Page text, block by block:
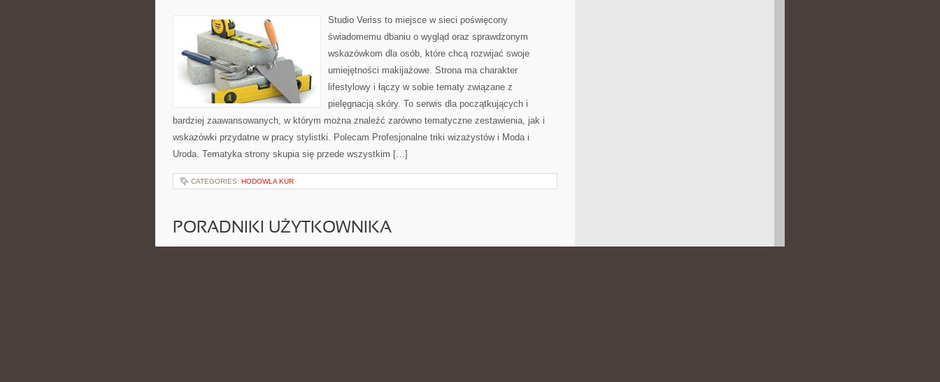
MAKIJAŻ
Studio Veriss to miejsce w sieci poświęcony
świadomemu dbaniu o wygląd oraz sprawdzonym
wskazówkom dla osób, które chcą rozwijać swoje
umiejętności makijażowe. Strona ma charakter
lifestylowy i łączy w sobie tematy związane z
pielęgnacją skóry. To serwis dla początkujących i
bardziej zaawansowanych, w którym można znaleźć zarówno tematyczne zestawienia, jak i
wskazówki przydatne w pracy stylistki. Polecam Profesjonalne triki wizażystów i Moda i
Uroda. Tematyka strony skupia się przede wszystkim […]
CATEGORIES: HODOWLA KUR
PORADNIKI UŻYTKOWNIKA